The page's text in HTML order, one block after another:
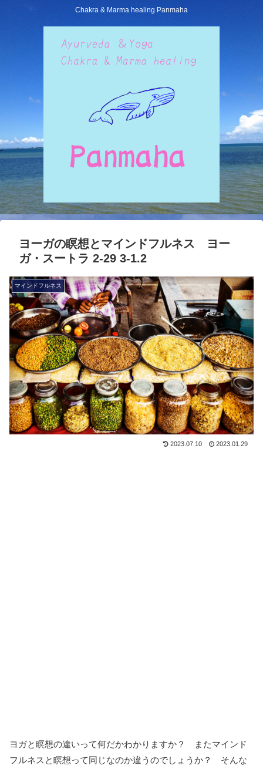
Chakra & Marma healing Panmaha
ヨーガの瞑想とマインドフルネス ヨー
ガ・スートラ 2-29 3-1.2
マインドフルネス
2023.07.10 2023.01.29
ヨガと瞑想の違いって何だかわかりますか？ またマインド
フルネスと瞑想って同じなのか違うのでしょうか？ そんな